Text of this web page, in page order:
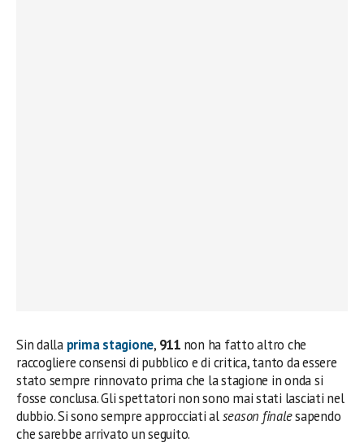
Sin dalla prima stagione, 911non ha fatto altro che
raccogliere consensi di pubblico e di critica, tanto da essere
stato sempre rinnovato prima che la stagione in onda si
fosse conclusa. Gli spettatori non sono mai stati lasciati nel
dubbio. Si sono sempre approcciati alseason finalesapendo
che sarebbe arrivato un seguito.